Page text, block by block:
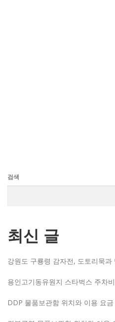
검색
최신 글
강원도 구룡령 감자전, 도토리묵과
용인고기동유원지 스타벅스 주차비
DDP 물품보관함 위치와 이용 요금